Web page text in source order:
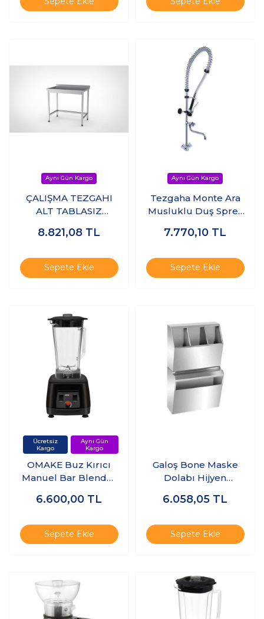
ÇALIŞMA TEZGAHI
ALT TABLASIZ
18/10 Paslanmaz
8.821,08 TL
Sepete Ekle
Tezgaha Monte Ara
Musluklu Duş Sprey
7.770,10 TL
Sepete Ekle
OMAKE Buz Kırıcı
Manuel Bar Blender
- BLE01.E11.0201.Z5F
6.600,00 TL
Sepete Ekle
Galoş Bone Maske
Dolabı Hijyen
6.058,05 TL
Sepete Ekle